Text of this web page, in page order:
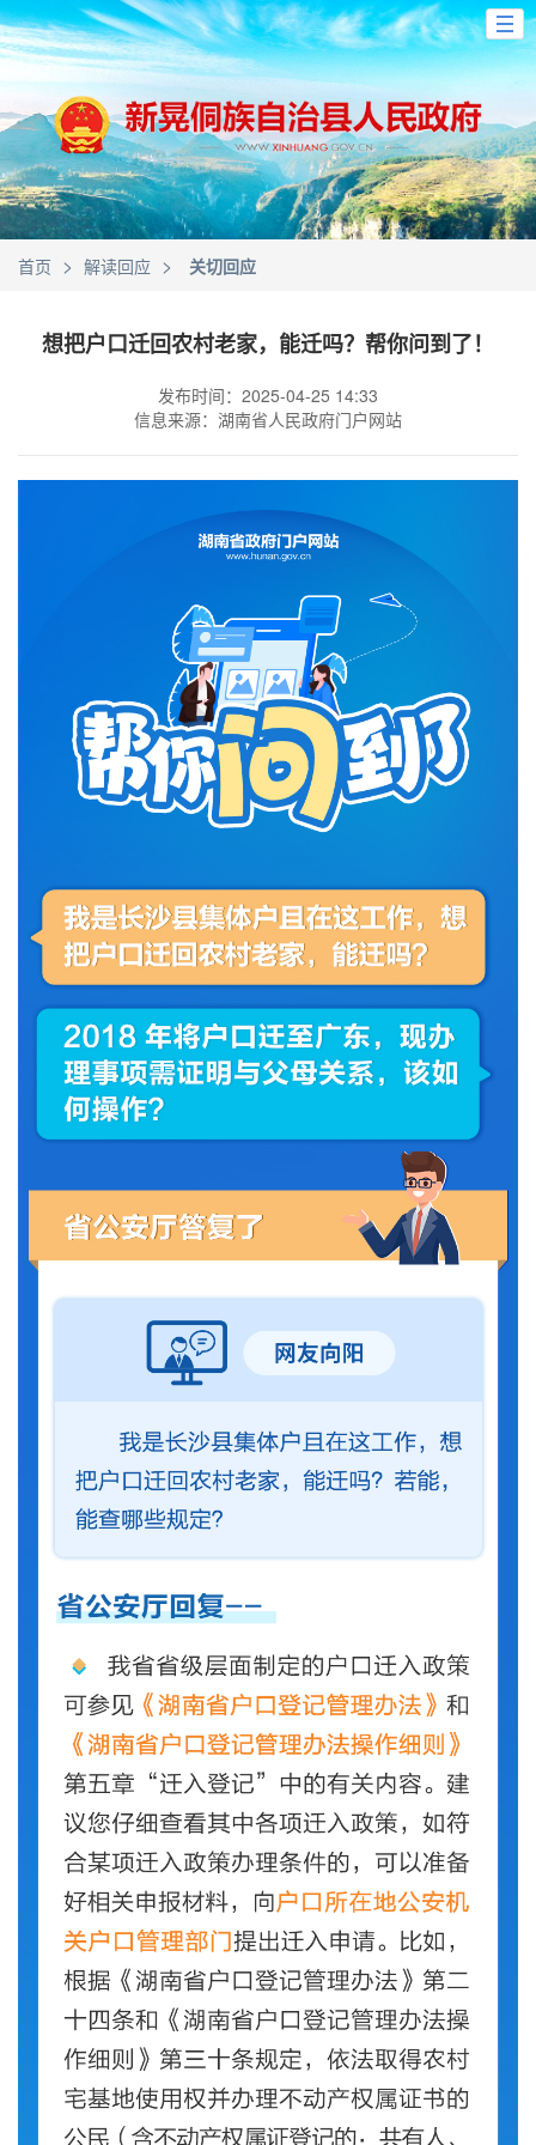
首页 > 解读回应 > 关切回应
想把户口迁回农村老家，能迁吗？帮你问到了！
发布时间：2025-04-25 14:33
信息来源：湖南省人民政府门户网站